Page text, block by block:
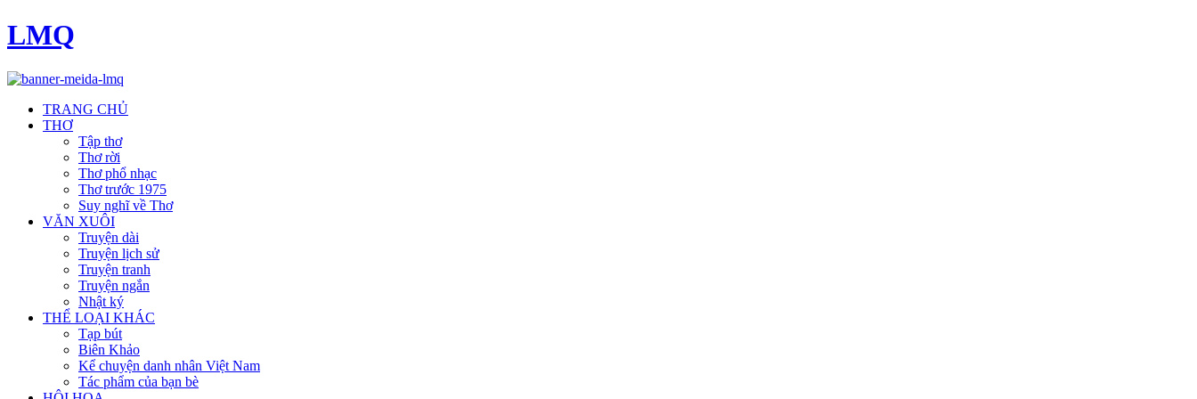
LMQ
TRANG CHỦ
THƠ
Tập thơ
Thơ rời
Thơ phổ nhạc
Thơ trước 1975
Suy nghĩ về Thơ
VĂN XUÔI
Truyện dài
Truyện lịch sử
Truyện tranh
Truyện ngắn
Nhật ký
THỂ LOẠI KHÁC
Tạp bút
Biên Khảo
Kể chuyện danh nhân Việt Nam
Tác phẩm của bạn bè